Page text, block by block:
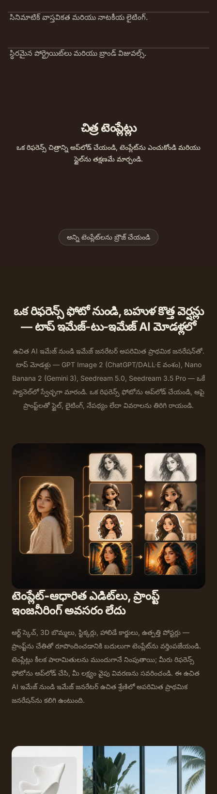
సినిమాటిక్ వాస్తవికత మరియు నాటకీయ లైటింగ్.
స్థిరమైన పోర్ట్రెయిట్‌లు మరియు బ్రాండ్ విజువల్స్.
చిత్ర టెంప్లేట్లు
ఒక రిఫరెన్స్ చిత్రాన్ని అప్‌లోడ్ చేయండి, టెంప్లేట్‌ను ఎంచుకోండి మరియు
స్టైల్‌ను తక్షణమే మార్చండి.
అన్ని టెంప్లేట్‌లను బ్రౌజ్ చేయండి
ఒక రిఫరెన్స్ ఫోటో నుండి, బహుళ కొత్త వెర్షన్లు
— టాప్ ఇమేజ్-టు-ఇమేజ్ AI మోడళ్లలో
ఉచిత AI ఇమేజ్ నుండి ఇమేజ్ జనరేటర్ అపరిమిత ప్రాథమిక జనరేషన్‌తో.
టాప్ మోడళ్లు — GPT Image 2 (ChatGPT/DALL·E వంశం), Nano
Banana 2 (Gemini 3), Seedream 5.0, Seedream 3.5 Pro — ఒకే
ప్యానెల్‌లో స్వేచ్ఛగా మారండి. ఒక రిఫరెన్స్ ఫోటోను అప్‌లోడ్ చేయండి, ఆపై
ప్రాంప్ట్‌లతో స్టైల్, లైటింగ్, నేపథ్యం లేదా వివరాలను తిరిగి రాయండి.
టెంప్లేట్-ఆధారిత ఎడిట్‌లు, ప్రాంప్ట్
ఇంజనీరింగ్ అవసరం లేదు
ఆర్ట్ స్కెచ్, 3D బొమ్మలు, స్టిక్కర్లు, హాలిడే కార్డులు, ఉత్పత్తి పోస్టర్లు —
ప్రాంప్ట్‌ను చేతితో రూపొందించడానికి బదులుగా టెంప్లేట్‌ను వర్తింపజేయండి.
టెంప్లేట్లు కీలక పారామితులను ముందుగానే నింపుతాయి; మీరు రిఫరెన్స్
ఫోటోను అప్‌లోడ్ చేసి, మీ లక్ష్యం వైపు వివరణను సవరించండి. ఈ ఉచిత
AI ఇమేజ్ నుండి ఇమేజ్ జనరేటర్ ఉచిత శ్రేణిలో అపరిమిత ప్రాథమిక
జనరేషన్‌ను కలిగి ఉంటుంది.